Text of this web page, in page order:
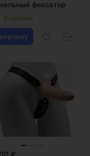
фиксатор
В наличии
₽